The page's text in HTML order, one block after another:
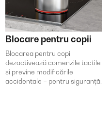
Blocare pentru copii
Blocarea pentru copii
dezactivează comenzile tactile
și previne modificările
accidentale – pentru siguranță.